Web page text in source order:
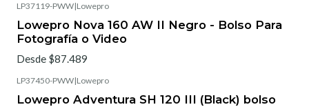
LP37119-PWW|Lowepro
Lowepro Nova 160 AW II Negro - Bolso Para
Fotografía o Video
Desde $87.489
LP37450-PWW|Lowepro
Lowepro Adventura SH 120 III (Black) bolso